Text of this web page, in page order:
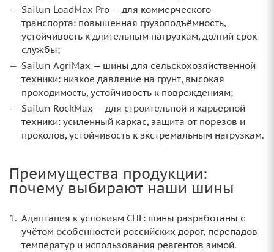
Sailun LoadMax Pro — для коммерческого
транспорта: повышенная грузоподъёмность,
устойчивость к длительным нагрузкам, долгий срок
службы;
Sailun AgriMax — шины для сельскохозяйственной
техники: низкое давление на грунт, высокая
проходимость, устойчивость к повреждениям;
Sailun RockMax — для строительной и карьерной
техники: усиленный каркас, защита от порезов и
проколов, устойчивость к экстремальным нагрузкам.
Преимущества продукции:
почему выбирают наши шины
Адаптация к условиям СНГ: шины разработаны с
учётом особенностей российских дорог, перепадов
температур и использования реагентов зимой.